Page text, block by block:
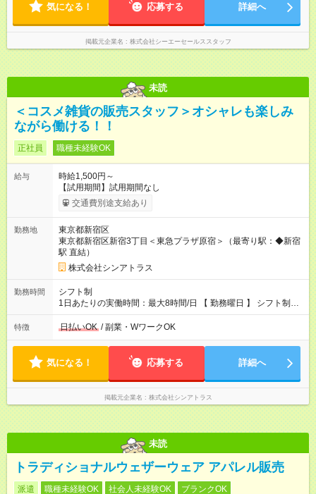
気になる！ 応募する 詳細へ
掲載元企業名 株式会社シーエーセールススタッフ
未読
＜コスメ雑貨の販売スタッフ＞オシャレも楽しみ
ながら働ける！！
正社員 職種未経験OK
給与
時給1,500円～
【試用期間】試用期間なし
交通費別途支給あり
勤務地
東京都新宿区
東京都新宿区新宿3丁目＜東急プラザ原宿＞（最寄り駅：◆新宿
駅 直結）
株式会社シンアトラス
勤務時間
シフト制
1日あたりの実働時間：最大8時間/日 【 勤務曜日 】 シフト制
土日祝含む週5日勤務 ※希望休み出せます。 【勤務時間】 9：30
～21：30 の間でシフト制（実働8ｈ＋休憩1h） シフト例（9時
ません
特徴 日払いOK / 副業・WワークOK
気になる！ 応募する 詳細へ
掲載元企業名 株式会社シンアトラス
未読
トラディショナルウェザーウェア アパレル販売
派遣 職種未経験OK 社会人未経験OK
ブランクOK